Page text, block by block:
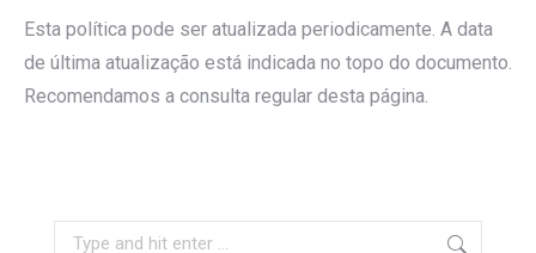
Esta política pode ser atualizada periodicamente. A data
de última atualização está indicada no topo do documento.
Recomendamos a consulta regular desta página.
Search: